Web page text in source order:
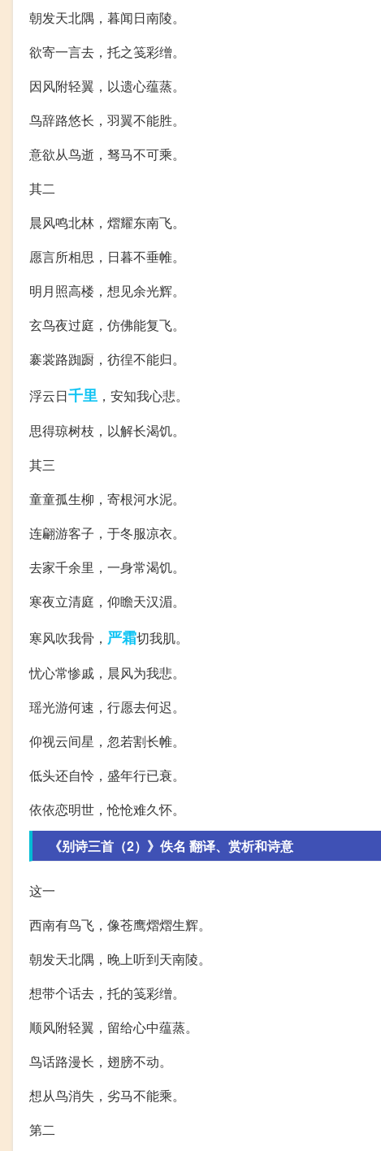
朝发天北隅，暮闻日南陵。
欲寄一言去，托之笺彩缯。
因风附轻翼，以遗心蕴蒸。
鸟辞路悠长，羽翼不能胜。
意欲从鸟逝，驽马不可乘。
其二
晨风鸣北林，熠耀东南飞。
愿言所相思，日暮不垂帷。
明月照高楼，想见余光辉。
玄鸟夜过庭，仿佛能复飞。
褰裳路踟蹰，彷徨不能归。
浮云日千里 ，安知我心悲。
思得琼树枝，以解长渴饥。
其三
童童孤生柳，寄根河水泥。
连翩游客子，于冬服凉衣。
去家千余里，一身常渴饥。
寒夜立清庭，仰瞻天汉湄。
寒风吹我骨， 严霜切我肌。
忧心常惨戚，晨风为我悲。
瑶光游何速，行愿去何迟。
仰视云间星，忽若割长帷。
低头还自怜，盛年行已衰。
依依恋明世，怆怆难久怀。
《别诗三首（2）》佚名 翻译、赏析和诗意
这一
西南有鸟飞，像苍鹰熠熠生辉。
朝发天北隅，晚上听到天南陵。
想带个话去，托的笺彩缯。
顺风附轻翼，留给心中蕴蒸。
鸟话路漫长，翅膀不动。
想从鸟消失，劣马不能乘。
第二